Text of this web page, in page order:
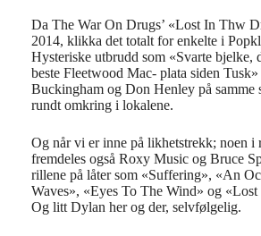
Da The War On Drugs’ «Lost In Thw
2014, klikka det totalt for enkelte i
Hysteriske utbrudd som «Svarte bjelke,
beste Fleetwood Mac- plata siden
Buckingham og Don Henley på samme
rundt omkring i lokalene.
Og når vi er inne på likhetstrekk; noen i
fremdeles også Roxy Music og Bruce
rillene på låter som «Suffering», «An
Waves», «Eyes To The Wind» og
Og litt Dylan her og der, selvfølgelig.